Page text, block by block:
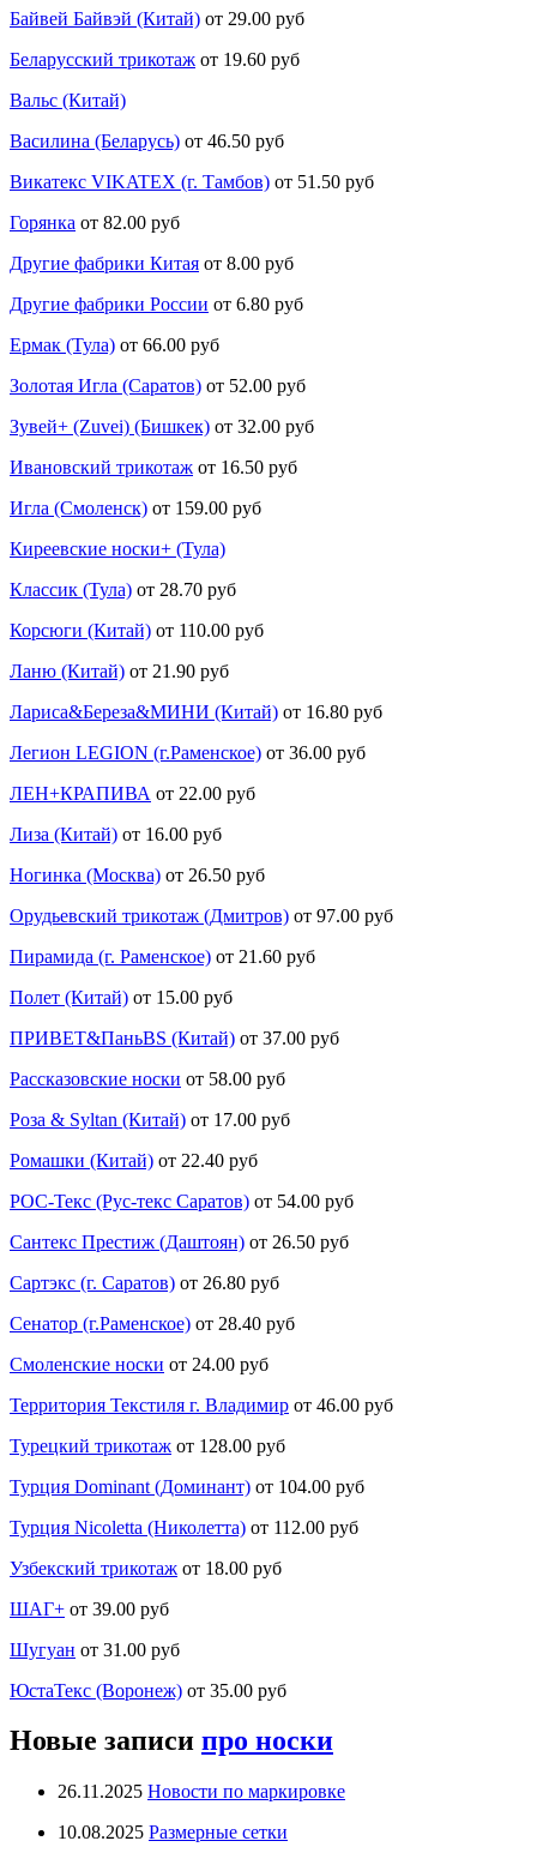
Байвей Байвэй (Китай) от 29.00 руб
Беларусский трикотаж от 19.60 руб
Вальс (Китай)
Василина (Беларусь) от 46.50 руб
Викатекс VIKATEX (г. Тамбов) от 51.50 руб
Горянка от 82.00 руб
Другие фабрики Китая от 8.00 руб
Другие фабрики России от 6.80 руб
Ермак (Тула) от 66.00 руб
Золотая Игла (Саратов) от 52.00 руб
Зувей+ (Zuvei) (Бишкек) от 32.00 руб
Ивановский трикотаж от 16.50 руб
Игла (Смоленск) от 159.00 руб
Киреевские носки+ (Тула)
Классик (Тула) от 28.70 руб
Корсюги (Китай) от 110.00 руб
Ланю (Китай) от 21.90 руб
Лариса&Береза&МИНИ (Китай) от 16.80 руб
Легион LEGION (г.Раменское) от 36.00 руб
ЛЕН+КРАПИВА от 22.00 руб
Лиза (Китай) от 16.00 руб
Ногинка (Москва) от 26.50 руб
Орудьевский трикотаж (Дмитров) от 97.00 руб
Пирамида (г. Раменское) от 21.60 руб
Полет (Китай) от 15.00 руб
ПРИВЕТ&ПаньBS (Китай) от 37.00 руб
Рассказовские носки от 58.00 руб
Роза & Syltan (Китай) от 17.00 руб
Ромашки (Китай) от 22.40 руб
РОС-Текс (Рус-текс Саратов) от 54.00 руб
Сантекс Престиж (Даштоян) от 26.50 руб
Сартэкс (г. Саратов) от 26.80 руб
Сенатор (г.Раменское) от 28.40 руб
Смоленские носки от 24.00 руб
Территория Текстиля г. Владимир от 46.00 руб
Турецкий трикотаж от 128.00 руб
Турция Dominant (Доминант) от 104.00 руб
Турция Nicoletta (Николетта) от 112.00 руб
Узбекский трикотаж от 18.00 руб
ШАГ+ от 39.00 руб
Шугуан от 31.00 руб
ЮстаТекс (Воронеж) от 35.00 руб
Новые записи про носки
26.11.2025 Новости по маркировке
10.08.2025 Размерные сетки